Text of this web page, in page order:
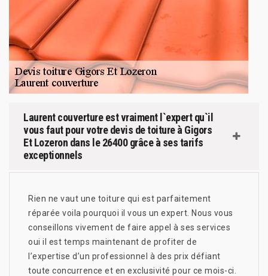
Laurent couverture est vraiment l`expert qu`il
vous faut pour votre devis de toiture à Gigors
Et Lozeron dans le 26400 grâce à ses tarifs
exceptionnels
Rien ne vaut une toiture qui est parfaitement
réparée voila pourquoi il vous un expert. Nous vous
conseillons vivement de faire appel à ses services
oui il est temps maintenant de profiter de
l’expertise d’un professionnel à des prix défiant
toute concurrence et en exclusivité pour ce mois-ci.